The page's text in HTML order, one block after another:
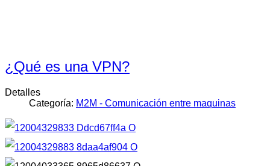
¿Qué es una VPN?
Detalles
Categoría: M2M - Comunicación entre maquinas